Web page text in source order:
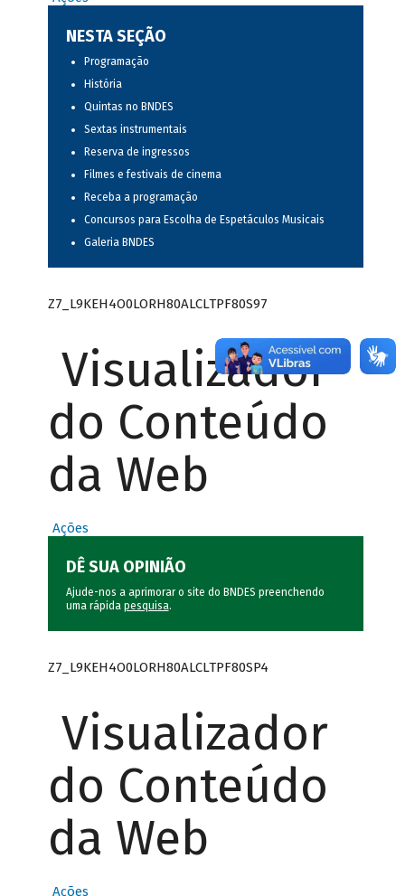
NESTA SEÇÃO
Programação
História
Quintas no BNDES
Sextas instrumentais
Reserva de ingressos
Filmes e festivais de cinema
Receba a programação
Concursos para Escolha de Espetáculos Musicais
Galeria BNDES
Z7_L9KEH4O0LORH80ALCLTPF80S97
Visualizador
do Conteúdo
da Web
Ações
DÊ SUA OPINIÃO
Ajude-nos a aprimorar o site do BNDES preenchendo
uma rápida pesquisa.
Z7_L9KEH4O0LORH80ALCLTPF80SP4
Visualizador
do Conteúdo
da Web
Ações